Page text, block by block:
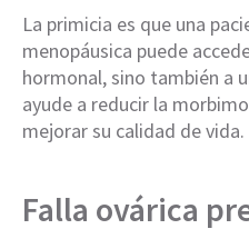
La primicia es que una
menopáusica puede
hormonal, sino también a
ayude a reducir la
mejorar su calidad de vida.
Falla ovárica